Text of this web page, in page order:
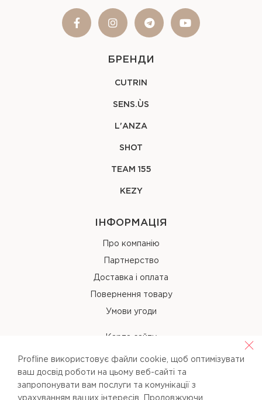
БРЕНДИ
CUTRIN
SENS.ÙS
L'ANZA
SHOT
TEAM 155
KEZY
ІНФОРМАЦІЯ
Про компанію
Партнерство
Доставка і оплата
Повернення товару
Умови угоди
Карта сайту
КОНТАКТИ
+38 (067) 238-97-40
Profline використовує файли cookie, щоб оптимізувати
ваш досвід роботи на цьому веб-сайті та
запропонувати вам послуги та комунікації з
урахуванням ваших інтересів. Продовжуючи